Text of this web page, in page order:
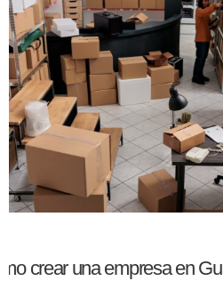
Residencia Temporal de